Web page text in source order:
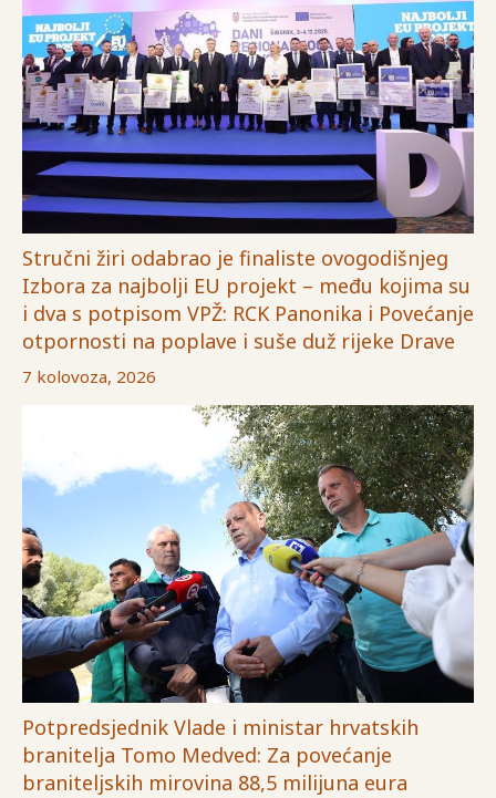
Stručni žiri odabrao je finaliste ovogodišnjeg
Izbora za najbolji EU projekt – među kojima su
i dva s potpisom VPŽ: RCK Panonika i Povećanje
otpornosti na poplave i suše duž rijeke Drave
7 kolovoza, 2026
Potpredsjednik Vlade i ministar hrvatskih
branitelja Tomo Medved: Za povećanje
braniteljskih mirovina 88,5 milijuna eura